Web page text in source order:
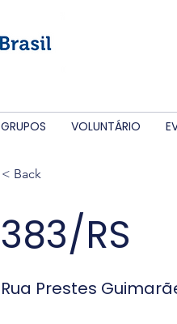
GRUPOS VOLUNTÁRIO
< Back
383/RS
Rua Prestes